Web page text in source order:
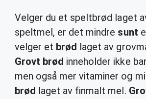
Velger du et speltbrød laget
speltmel, er det mindre sunt
velger et brød laget av
Grovt brød inneholder ikke
men også mer vitaminer og
brød laget av finmalt mel.